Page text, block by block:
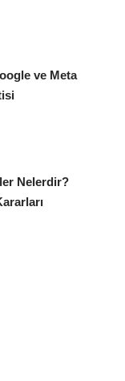
ve Meta
Nelerdir?